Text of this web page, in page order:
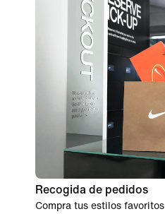
Recogida de pedidos
Compra tus estilos